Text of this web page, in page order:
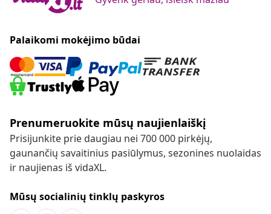
Palaikomi mokėjimo būdai
Prenumeruokite mūsų naujienlaiškį
Prisijunkite prie daugiau nei 700 000 pirkėjų,
gaunančių savaitinius pasiūlymus, sezonines nuolaidas
ir naujienas iš vidaXL.
Mūsų socialinių tinklų paskyros